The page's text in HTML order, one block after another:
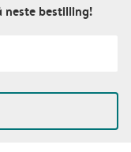
neste bestilling!